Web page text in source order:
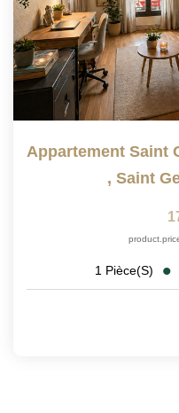
, Saint
1 Pièce(s)